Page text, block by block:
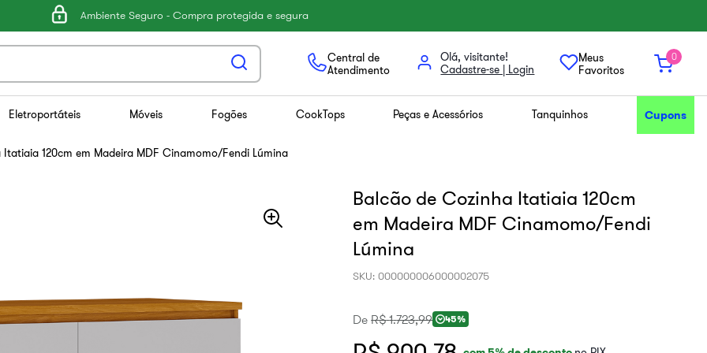
Ambiente Seguro - Compra protegida e segura
Central de
Atendimento
Olá, visitante!
Meus
Favoritos
0
Eletroportáteis Móveis Fogões CookTops Peças e Acessórios Tanquinhos Cupons
Itatiaia 120cm em Madeira MDF Cinamomo/Fendi Lúmina
Balcão de Cozinha Itatiaia 120cm
em Madeira MDF Cinamomo/Fendi
Lúmina
SKU:000000006000002075
DeR$ 1.723,99 45%